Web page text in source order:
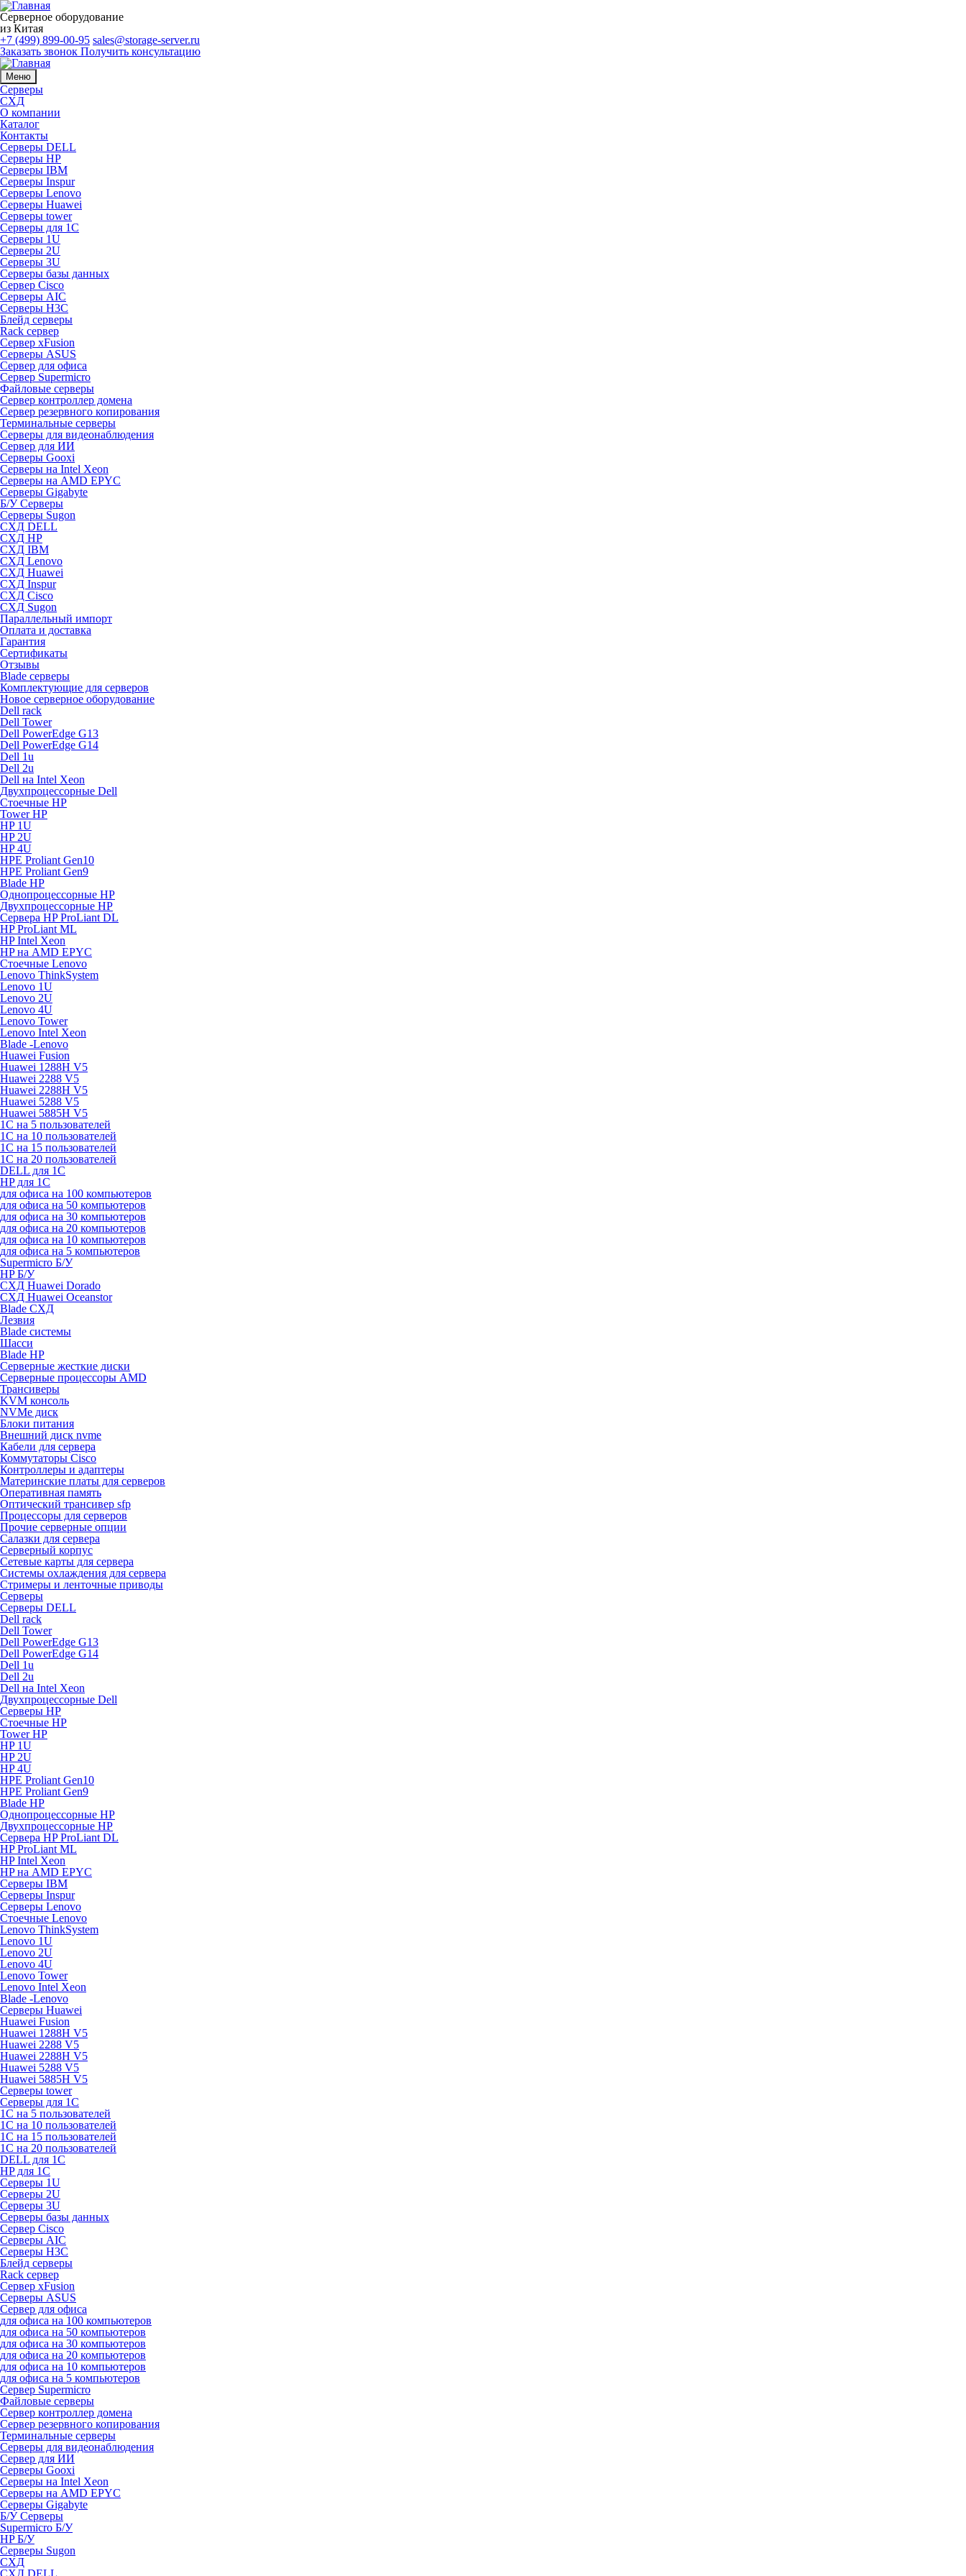
Серверное оборудование
из Китая
+7 (499) 899-00-95 sales@storage-server.ru
Заказать звонок Получить консультацию
Меню
Серверы
СХД
О компании
Каталог
Контакты
Серверы DELL
Серверы HP
Серверы IBM
Серверы Inspur
Серверы Lenovo
Серверы Huawei
Серверы tower
Серверы для 1C
Серверы 1U
Серверы 2U
Серверы 3U
Серверы базы данных
Сервер Cisco
Серверы AIC
Серверы H3C
Блейд серверы
Rack сервер
Сервер xFusion
Серверы ASUS
Сервер для офиса
Сервер Supermicro
Файловые серверы
Сервер контроллер домена
Сервер резервного копирования
Терминальные серверы
Серверы для видеонаблюдения
Сервер для ИИ
Серверы Gooxi
Серверы на Intel Xeon
Серверы на AMD EPYC
Серверы Gigabyte
Б/У Серверы
Серверы Sugon
СХД DELL
СХД HP
СХД IBM
СХД Lenovo
СХД Huawei
СХД Inspur
СХД Cisco
СХД Sugon
Параллельный импорт
Оплата и доставка
Гарантия
Сертификаты
Отзывы
Blade серверы
Комплектующие для серверов
Новое серверное оборудование
Dell rack
Dell Tower
Dell PowerEdge G13
Dell PowerEdge G14
Dell 1u
Dell 2u
Dell на Intel Xeon
Двухпроцессорные Dell
Стоечные HP
Tower HP
HP 1U
HP 2U
HP 4U
HPE Proliant Gen10
HPE Proliant Gen9
Blade HP
Однопроцессорные HP
Двухпроцессорные HP
Сервера HP ProLiant DL
HP ProLiant ML
HP Intel Xeon
HP на AMD EPYC
Стоечные Lenovo
Lenovo ThinkSystem
Lenovo 1U
Lenovo 2U
Lenovo 4U
Lenovo Tower
Lenovo Intel Xeon
Blade -Lenovo
Huawei Fusion
Huawei 1288H V5
Huawei 2288 V5
Huawei 2288H V5
Huawei 5288 V5
Huawei 5885H V5
1С на 5 пользователей
1С на 10 пользователей
1С на 15 пользователей
1С на 20 пользователей
DELL для 1С
HP для 1С
для офиса на 100 компьютеров
для офиса на 50 компьютеров
для офиса на 30 компьютеров
для офиса на 20 компьютеров
для офиса на 10 компьютеров
для офиса на 5 компьютеров
Supermicro Б/У
HP Б/У
СХД Huawei Dorado
СХД Huawei Oceanstor
Blade СХД
Лезвия
Blade системы
Шасси
Blade HP
Серверные жесткие диски
Серверные процессоры AMD
Трансиверы
KVM консоль
NVMe диск
Блоки питания
Внешний диск nvme
Кабели для сервера
Коммутаторы Cisco
Контроллеры и адаптеры
Материнские платы для серверов
Оперативная память
Оптический трансивер sfp
Процессоры для серверов
Прочие серверные опции
Салазки для сервера
Серверный корпус
Сетевые карты для сервера
Системы охлаждения для сервера
Стримеры и ленточные приводы
Серверы
Серверы DELL
Dell rack
Dell Tower
Dell PowerEdge G13
Dell PowerEdge G14
Dell 1u
Dell 2u
Dell на Intel Xeon
Двухпроцессорные Dell
Серверы HP
Стоечные HP
Tower HP
HP 1U
HP 2U
HP 4U
HPE Proliant Gen10
HPE Proliant Gen9
Blade HP
Однопроцессорные HP
Двухпроцессорные HP
Сервера HP ProLiant DL
HP ProLiant ML
HP Intel Xeon
HP на AMD EPYC
Серверы IBM
Серверы Inspur
Серверы Lenovo
Стоечные Lenovo
Lenovo ThinkSystem
Lenovo 1U
Lenovo 2U
Lenovo 4U
Lenovo Tower
Lenovo Intel Xeon
Blade -Lenovo
Серверы Huawei
Huawei Fusion
Huawei 1288H V5
Huawei 2288 V5
Huawei 2288H V5
Huawei 5288 V5
Huawei 5885H V5
Серверы tower
Серверы для 1C
1С на 5 пользователей
1С на 10 пользователей
1С на 15 пользователей
1С на 20 пользователей
DELL для 1С
HP для 1С
Серверы 1U
Серверы 2U
Серверы 3U
Серверы базы данных
Сервер Cisco
Серверы AIC
Серверы H3C
Блейд серверы
Rack сервер
Сервер xFusion
Серверы ASUS
Сервер для офиса
для офиса на 100 компьютеров
для офиса на 50 компьютеров
для офиса на 30 компьютеров
для офиса на 20 компьютеров
для офиса на 10 компьютеров
для офиса на 5 компьютеров
Сервер Supermicro
Файловые серверы
Сервер контроллер домена
Сервер резервного копирования
Терминальные серверы
Серверы для видеонаблюдения
Сервер для ИИ
Серверы Gooxi
Серверы на Intel Xeon
Серверы на AMD EPYC
Серверы Gigabyte
Б/У Серверы
Supermicro Б/У
HP Б/У
Серверы Sugon
СХД
СХД DELL